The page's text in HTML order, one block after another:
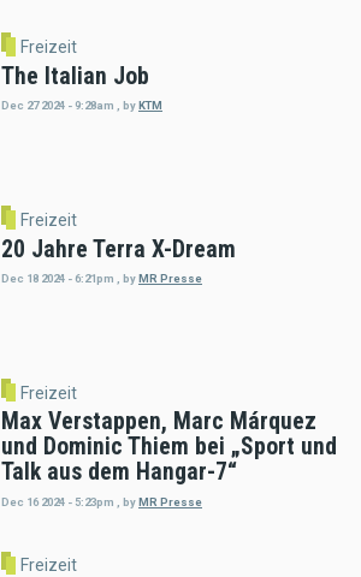
Freizeit
The Italian Job
Dec 27 2024 - 9:28am byKTM
Freizeit
20 Jahre Terra X-Dream
Dec 18 2024 - 6:21pm byMR Presse
Freizeit
Max Verstappen, Marc Márquez
und Dominic Thiem bei „Sport und
Talk aus dem Hangar-7“
Dec 16 2024 - 5:23pm byMR Presse
Freizeit